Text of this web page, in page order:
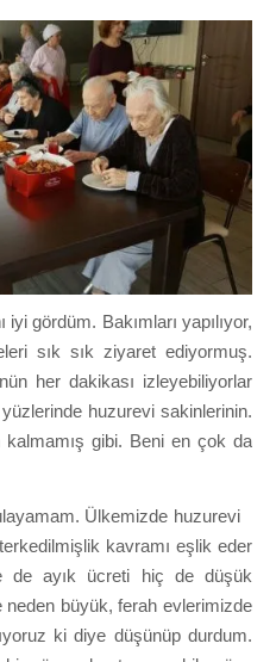
iyi gördüm. Bakımları yapılıyor,
sık sık ziyaret ediyormuş.
her dakikası izleyebiliyorlar
huzurevi sakinlerinin.
gibi. Beni en çok da
Ülkemizde huzurevi
kavramı eşlik eder
de ayık ücreti hiç de düşük
büyük, ferah evlerimizde
ki diye düşünüp durdum.